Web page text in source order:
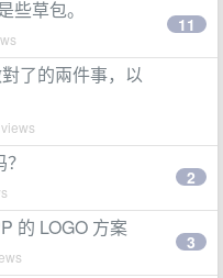
些草包。
11
了的兩件事，以
2
的 LOGO 方案
3